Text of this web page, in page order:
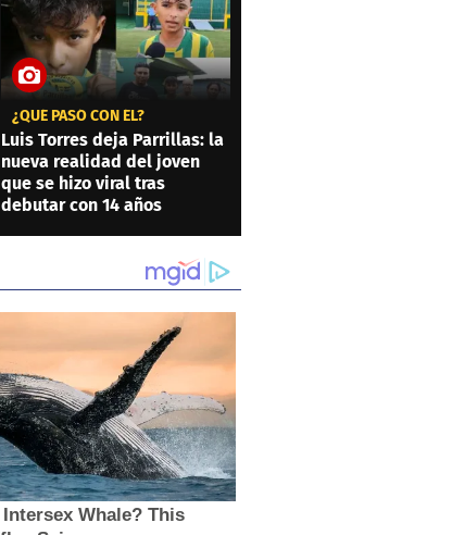
¿QUÉ PASÓ CON ÉL?
Luis Torres deja Parrillas: la
nueva realidad del joven
que se hizo viral tras
debutar con 14 años